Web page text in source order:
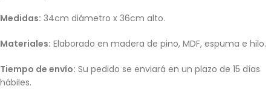
Medidas: 34cm diámetro x 36cm alto.
Materiales: Elaborado en madera de pino, MDF, espuma e hilo.
Tiempo de envío: Su pedido se enviará en un plazo de 15 días
hábiles.